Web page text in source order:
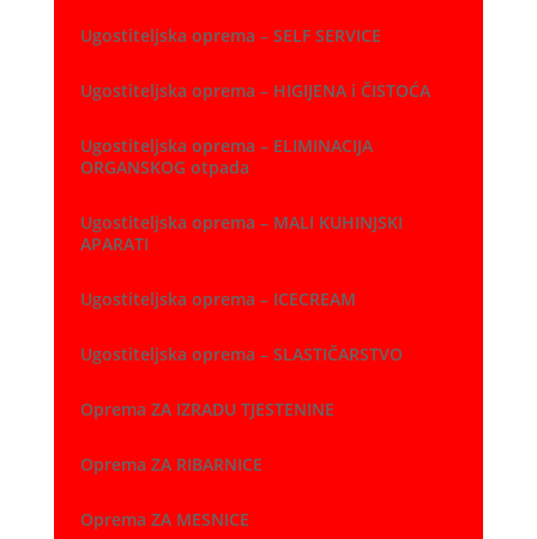
Ugostiteljska oprema – SELF SERVICE
Ugostiteljska oprema – HIGIJENA i ČISTOĆA
Ugostiteljska oprema – ELIMINACIJA
ORGANSKOG otpada
Ugostiteljska oprema – MALI KUHINJSKI
APARATI
Ugostiteljska oprema – ICECREAM
Ugostiteljska oprema – SLASTIČARSTVO
Oprema ZA IZRADU TJESTENINE
Oprema ZA RIBARNICE
Oprema ZA MESNICE